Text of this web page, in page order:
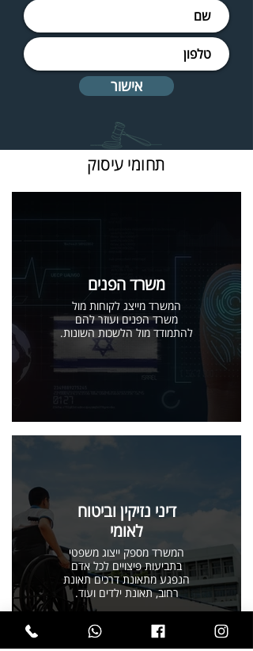
אישור
תחומי עיסוק
משרד הפנים
המשרד מייצג לקוחות מול
משרד הפנים ועוזר להם
להתמודד מול הלשכות השונות.
דיני נזיקין וביטוח
לאומי
המשרד מספק ייצוג משפטי
בתביעות פיצויים לכל אדם
הנפגע מתאונת דרכים תאונת
רחוב, תאונת ילדים ועוד.